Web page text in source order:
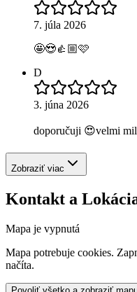
7. júla 2026
🤩😍👍🏼🩷
D
3. júna 2026
doporučuji 😍velmi
Zobraziť viac
Kontakt a
Mapa je vypnutá
Mapa potrebuje cookies.
načíta.